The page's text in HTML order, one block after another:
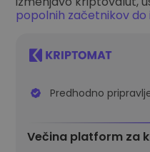
popolnih začetnikov
Kot nalašč za
Enostavna
Predhodno
Večina platform za